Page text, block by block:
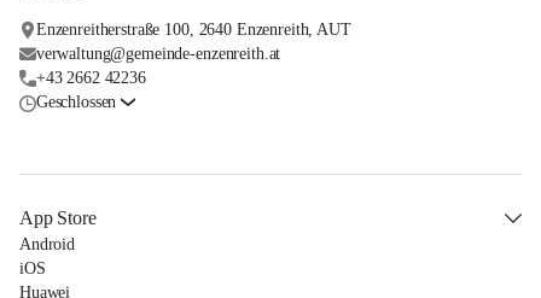
Enzenreitherstraße 100, 2640 Enzenreith, AUT
verwaltung@gemeinde-enzenreith.at
+43 2662 42236
Geschlossen
App Store
Android
iOS
Huawei